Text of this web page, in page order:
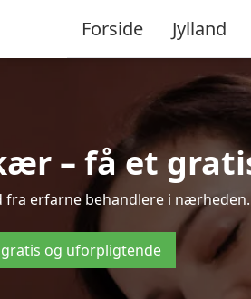
Forside Jylland
– få et
erfarne behandlere i
gratis og uforpligtende